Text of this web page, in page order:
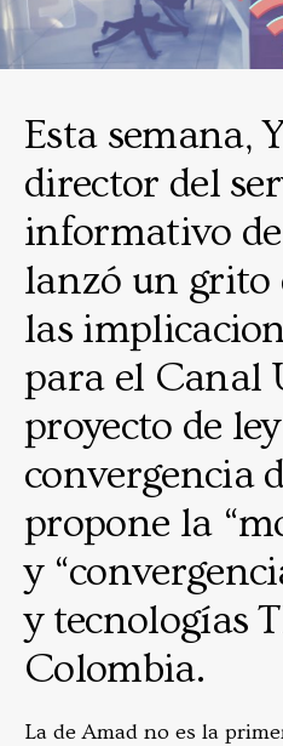
Esta semana,
director del
informativo
lanzó un grito
las
para el Canal
proyecto de
convergencia
propone la
y
y tecnologías
Colombia.
La de Amad no es la